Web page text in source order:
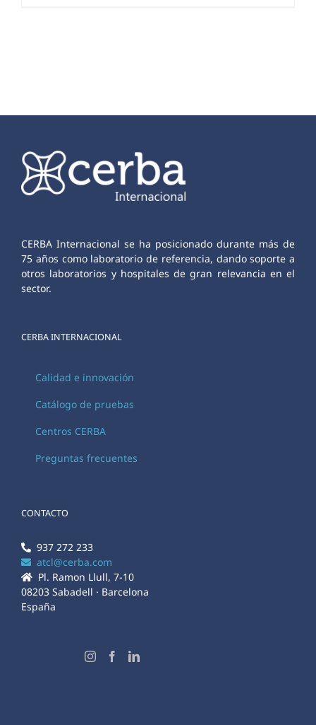
CERBA Internacional se ha posicionado durante más de
75 años como laboratorio de referencia, dando soporte a
otros laboratorios y hospitales de gran relevancia en el
sector.
CERBA INTERNACIONAL
Calidad e innovación
Catálogo de pruebas
Centros CERBA
Preguntas frecuentes
CONTACTO
937 272 233
atcl@cerba.com
Pl. Ramon Llull, 7-10
08203 Sabadell · Barcelona
España